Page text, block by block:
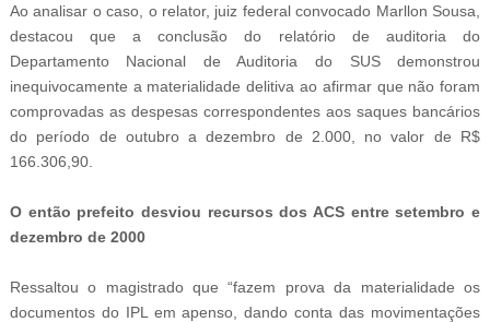
Ao analisar o caso, o relator, juiz federal convocado Marllon Sousa,
destacou que a conclusão do relatório de auditoria do
Departamento Nacional de Auditoria do SUS demonstrou
inequivocamente a materialidade delitiva ao afirmar que não foram
comprovadas as despesas correspondentes aos saques bancários
do período de outubro a dezembro de 2.000, no valor de R$
166.306,90.
O então prefeito desviou recursos dos ACS entresetembro e
dezembro de 2000
Ressaltou o magistrado que “fazem prova da materialidade os
documentos do IPL em apenso, dando conta das movimentações